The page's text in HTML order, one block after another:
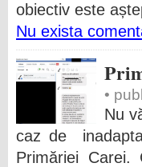
obiectiv este
Nu exista
•
Nu
caz de
Primăriei